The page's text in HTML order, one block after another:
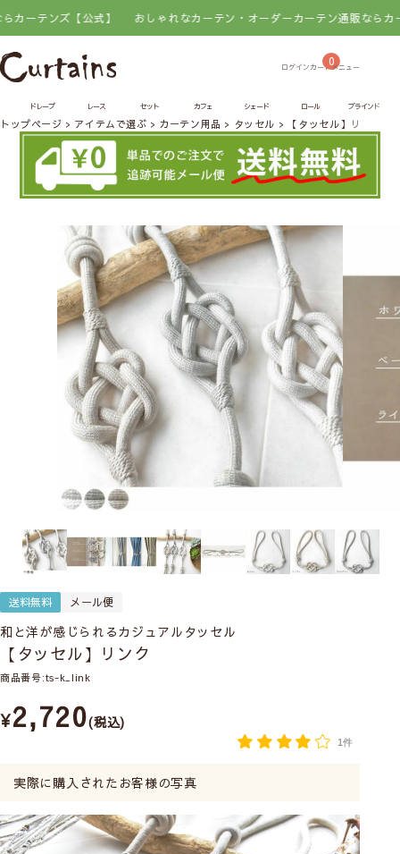
ズ【公式】 おしゃれなカーテン・オーダーカーテン通販ならカーテン
0
ドレープ レース セット カフェ シェード ロール ブラインド
トップページ アイテムで選ぶ カーテン用品 タッセル 【タッセル】リンク
送料無料 メール便
和と洋が感じられるカジュアルタッセル
【タッセル】リンク
商品番号 ts-k_link
¥2,720 税込
1件
実際に購入されたお客様の写真